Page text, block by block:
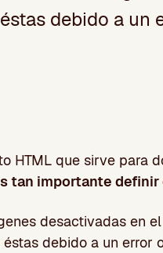
debido a un
HTML que sirve para
tan importante
desactivadas en
debido a un error